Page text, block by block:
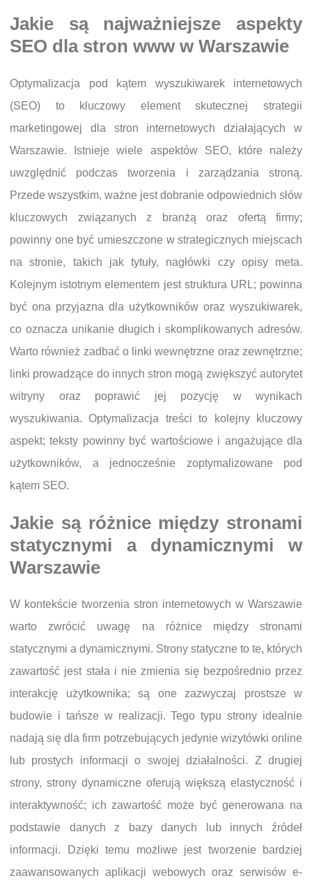
Jakie są najważniejsze aspekty
SEO dla stron www w Warszawie
Optymalizacja pod kątem wyszukiwarek internetowych
(SEO) to kluczowy element skutecznej strategii
marketingowej dla stron internetowych działających w
Warszawie. Istnieje wiele aspektów SEO, które należy
uwzględnić podczas tworzenia i zarządzania stroną.
Przede wszystkim, ważne jest dobranie odpowiednich słów
kluczowych związanych z branżą oraz ofertą firmy;
powinny one być umieszczone w strategicznych miejscach
na stronie, takich jak tytuły, nagłówki czy opisy meta.
Kolejnym istotnym elementem jest struktura URL; powinna
być ona przyjazna dla użytkowników oraz wyszukiwarek,
co oznacza unikanie długich i skomplikowanych adresów.
Warto również zadbać o linki wewnętrzne oraz zewnętrzne;
linki prowadzące do innych stron mogą zwiększyć autorytet
witryny oraz poprawić jej pozycję w wynikach
wyszukiwania. Optymalizacja treści to kolejny kluczowy
aspekt; teksty powinny być wartościowe i angażujące dla
użytkowników, a jednocześnie zoptymalizowane pod
kątem SEO.
Jakie są różnice między stronami
statycznymi a dynamicznymi w
Warszawie
W kontekście tworzenia stron internetowych w Warszawie
warto zwrócić uwagę na różnice między stronami
statycznymi a dynamicznymi. Strony statyczne to te, których
zawartość jest stała i nie zmienia się bezpośrednio przez
interakcję użytkownika; są one zazwyczaj prostsze w
budowie i tańsze w realizacji. Tego typu strony idealnie
nadają się dla firm potrzebujących jedynie wizytówki online
lub prostych informacji o swojej działalności. Z drugiej
strony, strony dynamiczne oferują większą elastyczność i
interaktywność; ich zawartość może być generowana na
podstawie danych z bazy danych lub innych źródeł
informacji. Dzięki temu możliwe jest tworzenie bardziej
zaawansowanych aplikacji webowych oraz serwisów e-